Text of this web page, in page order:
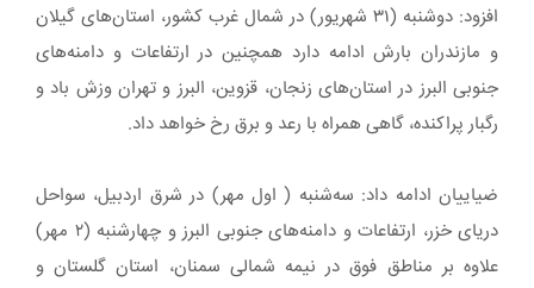
افزود: دوشنبه (۳۱ شهریور) در شمال غرب کشور، استان‌های گیلان
و مازندران بارش ادامه دارد همچنین در ارتفاعات و دامنه‌های
جنوبی البرز در استان‌های زنجان، قزوین، البرز و تهران وزش باد و
رگبار پراکنده، گاهی همراه با رعد و برق رخ خواهد داد.
ضیاییان ادامه داد: سه‌شنبه ( اول مهر) در شرق اردبیل، سواحل
دریای خزر، ارتفاعات و دامنه‌های جنوبی البرز و چهارشنبه (۲ مهر)
علاوه بر مناطق فوق در نیمه شمالی سمنان، استان گلستان و